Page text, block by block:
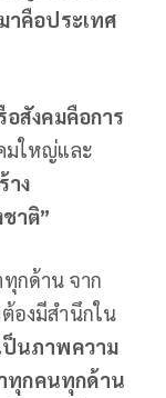
าคือประเทศ
สังคมคือการ
มใหญ่และ
าง
ชาติ”
กด้าน จาก
องมีสำนึกใน
ป็นภาพความ
ทุกคนทุกด้าน